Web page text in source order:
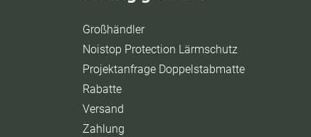
Großhändler
Noistop Protection Lärmschutz
Projektanfrage Doppelstabmatte
Rabatte
Versand
Zahlung